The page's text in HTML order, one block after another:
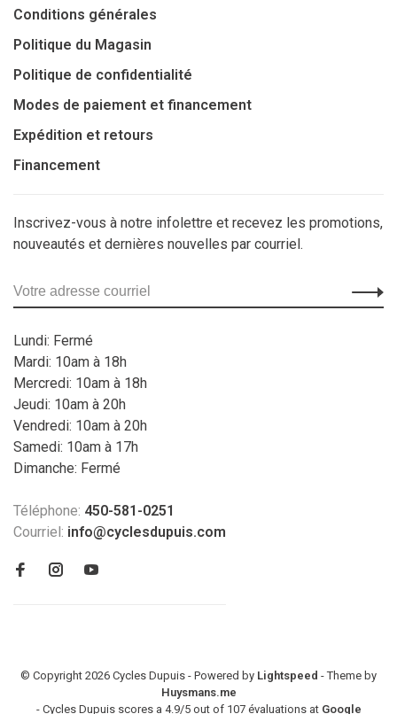
Conditions générales
Politique du Magasin
Politique de confidentialité
Modes de paiement et financement
Expédition et retours
Financement
Inscrivez-vous à notre infolettre et recevez les promotions,
nouveautés et dernières nouvelles par courriel.
Lundi: Fermé
Mardi: 10am à 18h
Mercredi: 10am à 18h
Jeudi: 10am à 20h
Vendredi: 10am à 20h
Samedi: 10am à 17h
Dimanche: Fermé
Téléphone: 450-581-0251
Courriel: info@cyclesdupuis.com
© Copyright 2026 Cycles Dupuis - Powered by Lightspeed - Theme by
Huysmans.me
- Cycles Dupuis scores a 4.9/5out of 107 évaluations at Google